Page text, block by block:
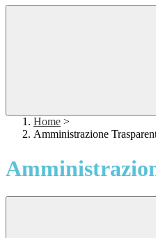
Home >
Amministrazione